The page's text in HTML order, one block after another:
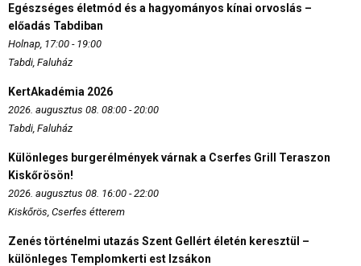
Egészséges életmód és a hagyományos kínai orvoslás –
előadás Tabdiban
Holnap, 17:00 - 19:00
Tabdi, Faluház
KertAkadémia 2026
2026. augusztus 08. 08:00 - 20:00
Tabdi, Faluház
Különleges burgerélmények várnak a Cserfes Grill Teraszon
Kiskőrösön!
2026. augusztus 08. 16:00 - 22:00
Kiskőrös, Cserfes étterem
Zenés történelmi utazás Szent Gellért életén keresztül –
különleges Templomkerti est Izsákon